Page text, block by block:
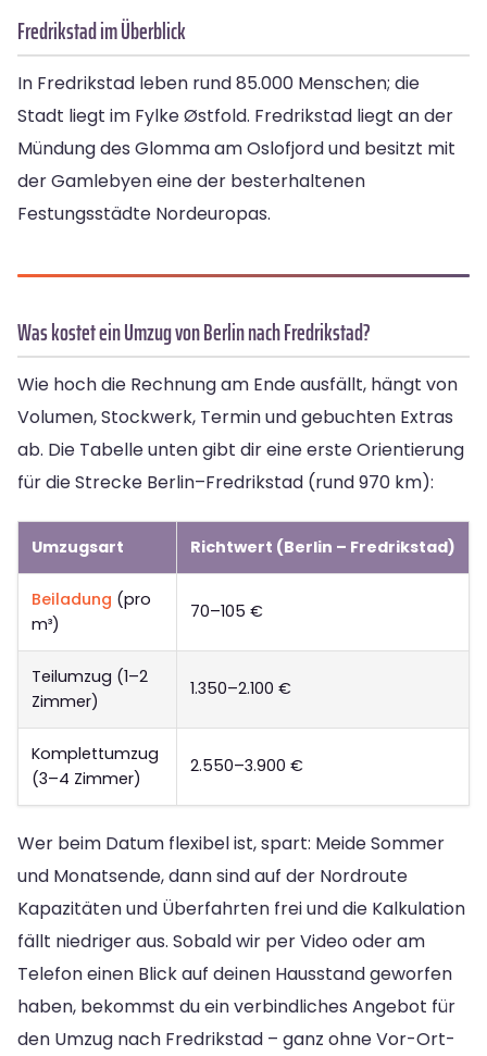
Fredrikstad im Überblick
In Fredrikstad leben rund 85.000 Menschen; die
Stadt liegt im Fylke Østfold. Fredrikstad liegt an der
Mündung des Glomma am Oslofjord und besitzt mit
der Gamlebyen eine der besterhaltenen
Festungsstädte Nordeuropas.
Was kostet ein Umzug von Berlin nach Fredrikstad?
Wie hoch die Rechnung am Ende ausfällt, hängt von
Volumen, Stockwerk, Termin und gebuchten Extras
ab. Die Tabelle unten gibt dir eine erste Orientierung
für die Strecke Berlin–Fredrikstad (rund 970 km):
Umzugsart Richtwert (Berlin – Fredrikstad)
Beiladung (pro
m³)
70–105 €
Teilumzug (1–2
Zimmer)
1.350–2.100 €
Komplettumzug
(3–4 Zimmer)
2.550–3.900 €
Wer beim Datum flexibel ist, spart: Meide Sommer
und Monatsende, dann sind auf der Nordroute
Kapazitäten und Überfahrten frei und die Kalkulation
fällt niedriger aus. Sobald wir per Video oder am
Telefon einen Blick auf deinen Hausstand geworfen
haben, bekommst du ein verbindliches Angebot für
den Umzug nach Fredrikstad – ganz ohne Vor-Ort-